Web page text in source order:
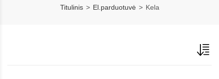
Titulinis El.parduotuvė Kela